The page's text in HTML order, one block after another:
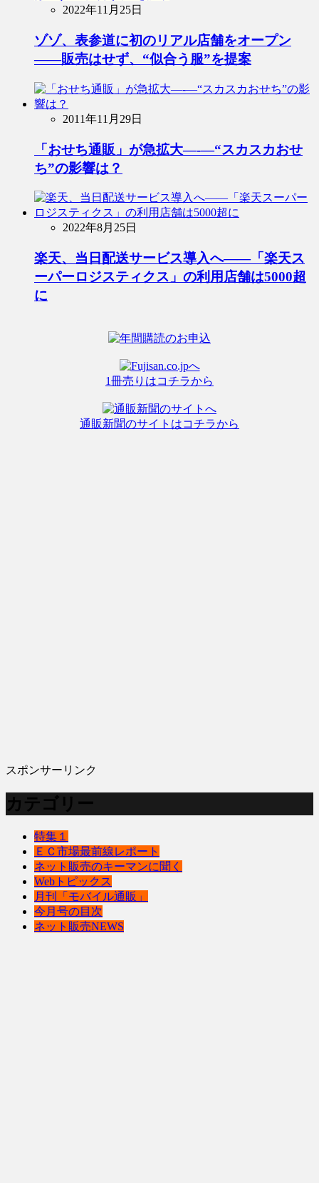
2022年11月25日
ゾゾ、表参道に初のリアル店舗をオープン
――販売はせず、“似合う服”を提案
2011年11月29日
「おせち通販」が急拡大―-―“スカスカおせ
ち”の影響は？
2022年8月25日
楽天、当日配送サービス導入へ――「楽天ス
ーパーロジスティクス」の利用店舗は5000超
に
1冊売りはコチラから
通販新聞のサイトはコチラから
スポンサーリンク
カテゴリー
特集１
ＥＣ市場最前線レポート
ネット販売のキーマンに聞く
Webトピックス
月刊「モバイル通販」
今月号の目次
ネット販売NEWS